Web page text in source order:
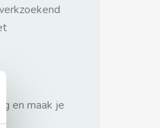
en maak je